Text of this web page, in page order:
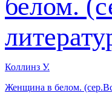
Коллинз У.
Женщина в белом.